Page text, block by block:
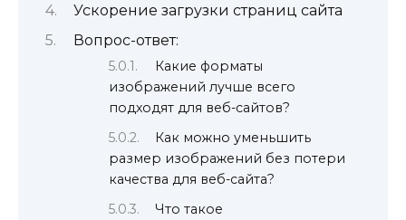
Ускорение загрузки страниц сайта
Вопрос-ответ:
Какие форматы
изображений лучше всего
подходят для веб-сайтов?
Как можно уменьшить
размер изображений без потери
качества для веб-сайта?
Что такое